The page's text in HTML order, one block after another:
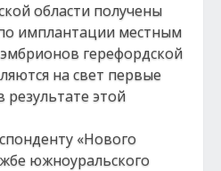
области получены
имплантации местным
герефордской
на свет первые
результате этой
«Нового
южноуральского